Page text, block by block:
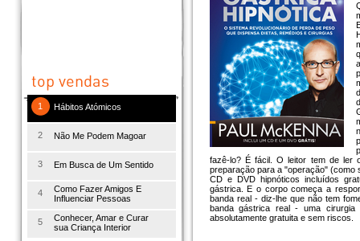
1 Hábitos Atómicos
2 Não Me Podem Magoar
3 Em Busca de Um Sentido
4
Como Fazer Amigos E
Influenciar Pessoas
5
Conhecer, Amar e Curar
sua Criança Interior
fazê-lo? É fácil. O leitor tem de ler
preparação para a "operação" (como
CD e DVD hipnóticos incluídos
gástrica. E o corpo começa a
banda real - diz-lhe que não tem
banda gástrica real - uma
absolutamente gratuita e sem riscos.